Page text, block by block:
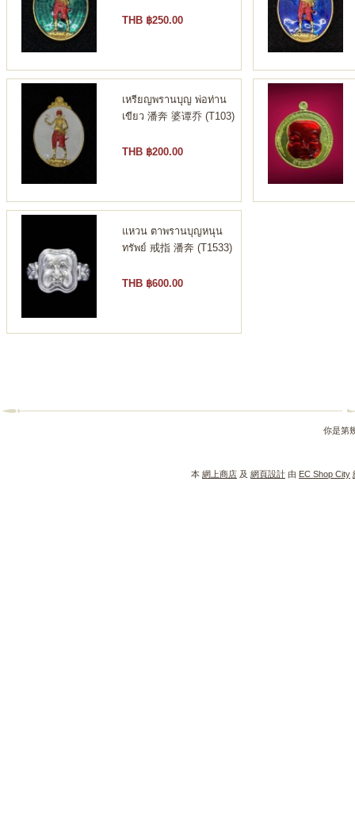
THB ฿250.00
เหรียญพรานบุญ พ่อท่าน
เขียว 潘奔 婆谭乔 (T103)
THB ฿200.00
แหวน ตาพรานบุญหนุน
ทรัพย์ 戒指 潘奔 (T1533)
THB ฿600.00
你是第
本 網上商店 及 網頁設計 由 EC Shop City